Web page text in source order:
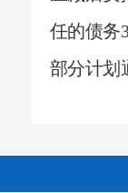
任的债务
部分计划